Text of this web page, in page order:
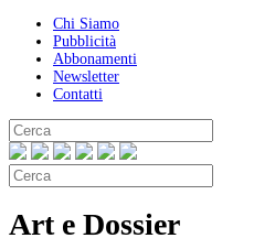
Chi Siamo
Pubblicità
Abbonamenti
Newsletter
Contatti
Art e Dossier